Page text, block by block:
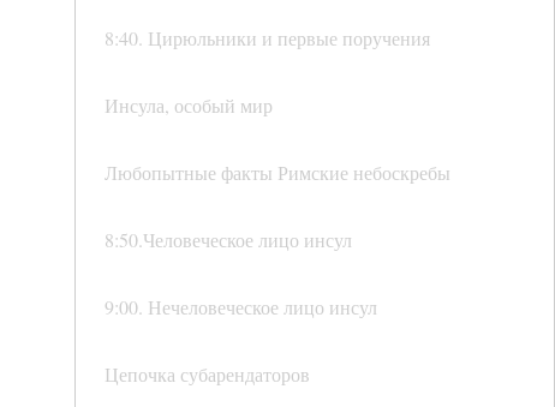
8:40. Цирюльники и первые поручения
Инсула, особый мир
Любопытные факты Римские небоскребы
8:50.Человеческое лицо инсул
9:00. Нечеловеческое лицо инсул
Цепочка субарендаторов